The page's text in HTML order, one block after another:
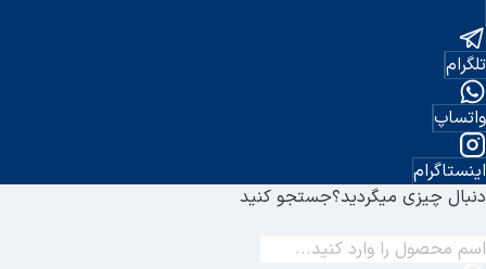
تلگرام
واتساپ
اینستاگرام
دنبال چیزی میگردید؟جستجو کنید